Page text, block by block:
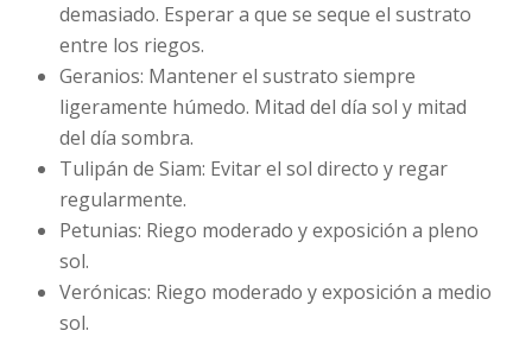
demasiado. Esperar a que se seque el sustrato
entre los riegos.
Geranios: Mantener el sustrato siempre
ligeramente húmedo. Mitad del día sol y mitad
del día sombra.
Tulipán de Siam: Evitar el sol directo y regar
regularmente.
Petunias: Riego moderado y exposición a pleno
sol.
Verónicas: Riego moderado y exposición a medio
sol.